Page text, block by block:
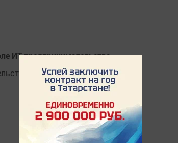
ИТ-предпринимательства
для учащихся 9-11 классов.